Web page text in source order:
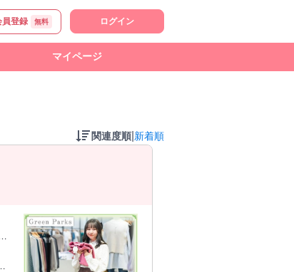
員登録 無料 ログイン
マイページ
関連度順 新着順